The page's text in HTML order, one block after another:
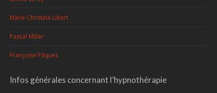
Marie Christine Libert
Pascal Miller
Françoise Pâques
Infos générales concernant l’hypnothérapie